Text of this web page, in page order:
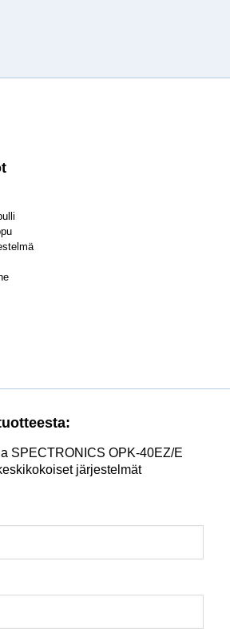
SPECTRONICS OPK-40EZ/E
järjestelmät